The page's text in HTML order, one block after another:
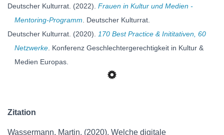
Deutscher Kulturrat. (2022). Frauen in Kultur und Medien -
Mentoring-Programm . Deutscher Kulturrat.
Deutscher Kulturrat. (2020).
170 Best Practice & Inititativen, 60
Netzwerke . Konferenz Geschlechtergerechtigkeit in Kultur &
Medien Europas.
Zitation
Wassermann, Martin. (2020). Welche digitale